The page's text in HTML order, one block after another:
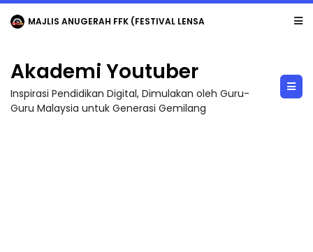
MAJLIS ANUGERAH FFK (FESTIVAL LENSA PENDIDIKAN - FLeP) 2026
Akademi Youtuber
Inspirasi Pendidikan Digital, Dimulakan oleh Guru-
Guru Malaysia untuk Generasi Gemilang